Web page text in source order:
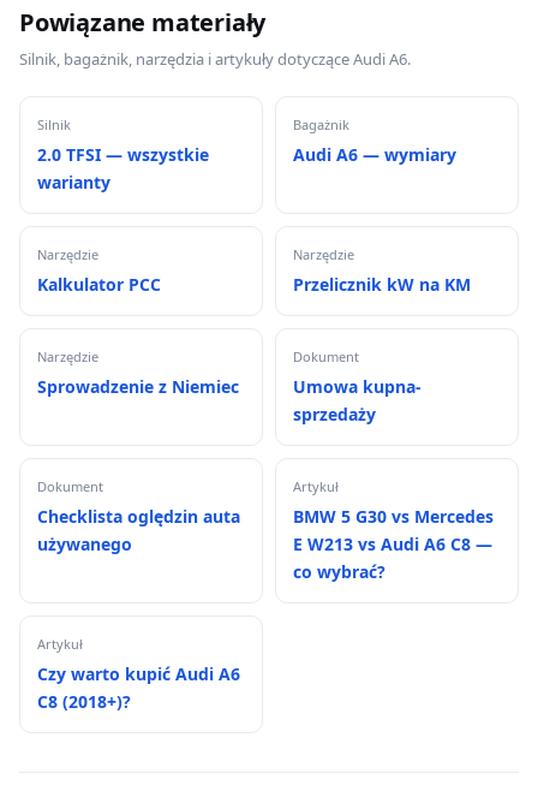
Powiązane materiały
Silnik, bagażnik, narzędzia i artykuły dotyczące Audi A6.
Silnik
2.0 TFSI — wszystkie
warianty
Bagażnik
Audi A6 — wymiary
Narzędzie
Kalkulator PCC
Narzędzie
Przelicznik kW na KM
Narzędzie
Sprowadzenie z Niemiec
Dokument
Umowa kupna-
sprzedaży
Dokument
Checklista oględzin auta
używanego
Artykuł
BMW 5 G30 vs Mercedes
E W213 vs Audi A6 C8 —
co wybrać?
Artykuł
Czy warto kupić Audi A6
C8 (2018+)?